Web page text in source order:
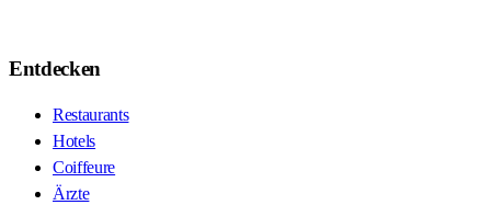
Entdecken
Restaurants
Hotels
Coiffeure
Ärzte